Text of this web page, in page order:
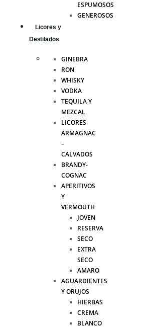
ESPUMOSOS
GENEROSOS
Licores y
Destilados
GINEBRA
RON
WHISKY
VODKA
TEQUILA Y
MEZCAL
LICORES
ARMAGNAC
–
CALVADOS
BRANDY-
COGNAC
APERITIVOS
Y
VERMOUTH
JOVEN
RESERVA
SECO
EXTRA
SECO
AMARO
AGUARDIENTES
Y ORUJOS
HIERBAS
CREMA
BLANCO